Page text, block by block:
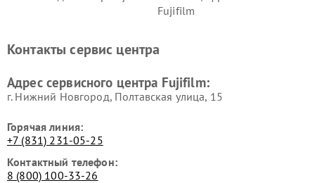
Fujifilm
Контакты сервис центра
Адрес сервисного центра Fujifilm:
г. Нижний Новгород, Полтавская улица, 15
Горячая линия:
+7 (831) 231-05-25
Контактный телефон:
8 (800) 100-33-26